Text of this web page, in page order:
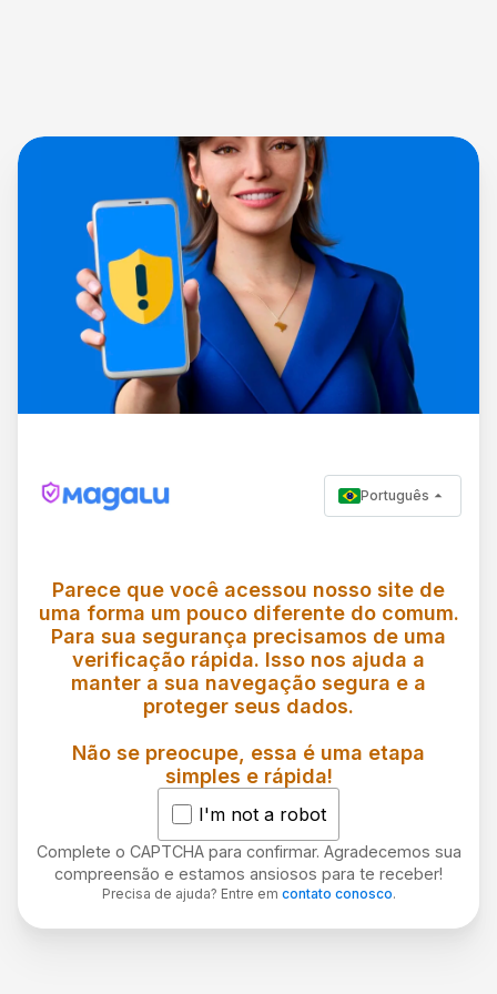
Português
Parece que você acessou nosso site de
uma forma um pouco diferente do comum.
Para sua segurança precisamos de uma
verificação rápida. Isso nos ajuda a
manter a sua navegação segura e a
proteger seus dados.
Não se preocupe, essa é uma etapa
simples e rápida!
I'm not a robot
Complete o CAPTCHA para confirmar. Agradecemos sua
compreensão e estamos ansiosos para te receber!
Precisa de ajuda? Entre em contato conosco.